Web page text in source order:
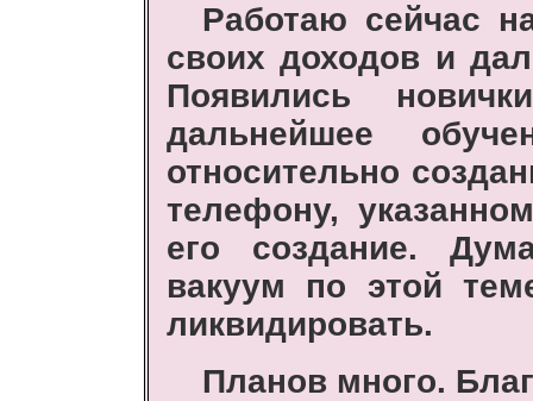
Работаю сейчас
своих доходов и
Появились
дальнейшее
относительно
телефону,
его создание.
вакуум по этой
ликвидировать.
Планов много.